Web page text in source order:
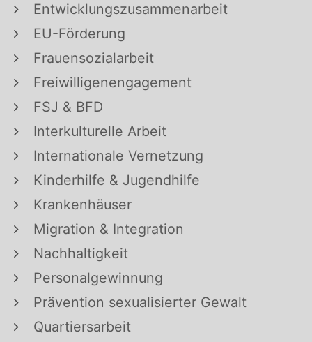
Entwicklungszusammenarbeit
EU-Förderung
Frauensozialarbeit
Freiwilligenengagement
FSJ & BFD
Interkulturelle Arbeit
Internationale Vernetzung
Kinderhilfe & Jugendhilfe
Krankenhäuser
Migration & Integration
Nachhaltigkeit
Personalgewinnung
Prävention sexualisierter Gewalt
Quartiersarbeit